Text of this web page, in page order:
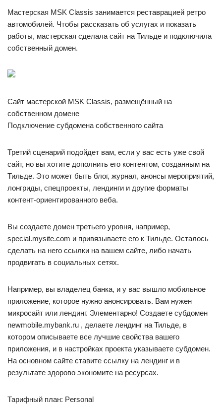
Мастерская MSK Classis занимается реставрацией ретро
автомобилей. Чтобы рассказать об услугах и показать
работы, мастерская сделала сайт на Тильде и подключила
собственный домен.
Сайт мастерской MSK Classis, размещённый на
собственном домене
Подключение субдомена собственного сайта
Третий сценарий подойдет вам, если у вас есть уже свой
сайт, но вы хотите дополнить его контентом, созданным на
Тильде. Это может быть блог, журнал, анонсы мероприятий,
лонгриды, спецпроекты, лендинги и другие форматы
контент-ориентированного веба.
Вы создаете домен третьего уровня, например,
special.mysite.com и привязываете его к Тильде. Осталось
сделать на него ссылки на вашем сайте, либо начать
продвигать в социальных сетях.
Например, вы владелец банка, и у вас вышло мобильное
приложение, которое нужно анонсировать. Вам нужен
микросайт или лендинг. Элементарно! Создаете субдомен
newmobile.mybank.ru , делаете лендинг на Тильде, в
котором описываете все лучшие свойства вашего
приложения, и в настройках проекта указываете субдомен.
На основном сайте ставите ссылку на лендинг и в
результате здорово экономите на ресурсах.
Тарифный план: Personal